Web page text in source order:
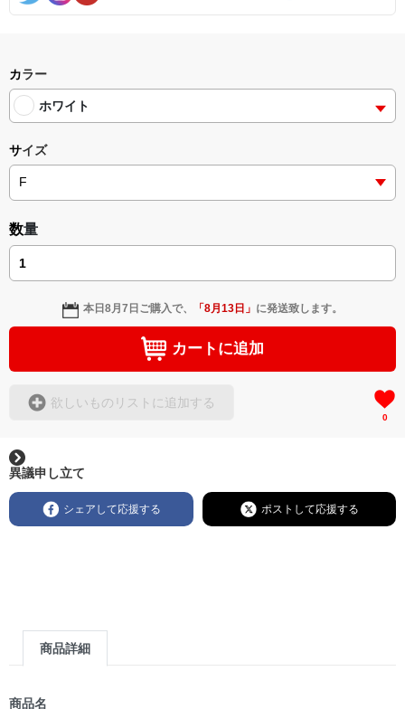
カラー
ホワイト
サイズ
数量
本日8月7日 ご購入で、 「8月13日 」 に発送致します。
カートに追加
欲しいものリストに追加する
0
異議申し立て
シェアして応援する ポストして応援する
商品詳細
商品名